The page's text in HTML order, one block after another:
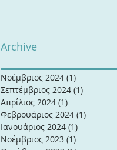
Archive
Νοέμβριος 2024 (1)
Σεπτέμβριος 2024 (1)
Απρίλιος 2024 (1)
Φεβρουάριος 2024 (1)
Ιανουάριος 2024 (1)
Νοέμβριος 2023 (1)